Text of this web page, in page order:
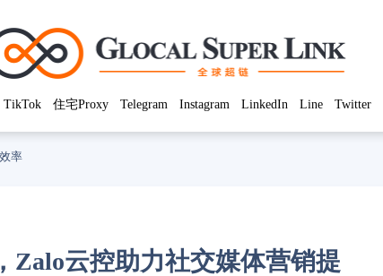
TikTok 住宅Proxy Telegram Instagram LinkedIn Line Twitter
率
Zalo云控助力社交媒体营销提